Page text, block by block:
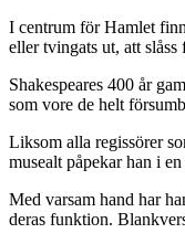
I centrum för Hamlet
eller tvingats ut, att
Shakespeares 400 år
som vore de helt
Liksom alla regissörer
musealt påpekar han i
Med varsam hand har
deras funktion.